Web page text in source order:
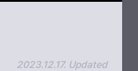
2023.12.17. Updated